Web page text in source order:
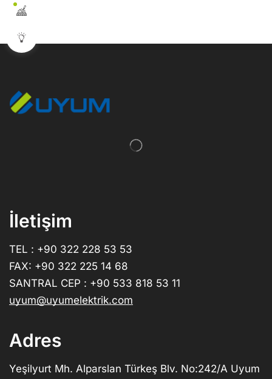
İletişim
TEL : +90 322 228 53 53
FAX: +90 322 225 14 68
SANTRAL CEP : +90 533 818 53 11
uyum@uyumelektrik.com
Adres
Yeşilyurt Mh. Alparslan Türkeş Blv. No:242/A Uyum